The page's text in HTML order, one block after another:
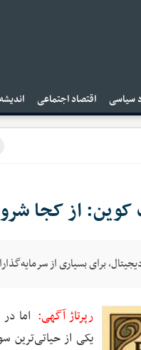
سیاسی اقتصاد اجتماعی
کوین: از کجا
برای بسیاری از
رپرتاژ آگهی: اما
یکی از حیاتی‌ترین